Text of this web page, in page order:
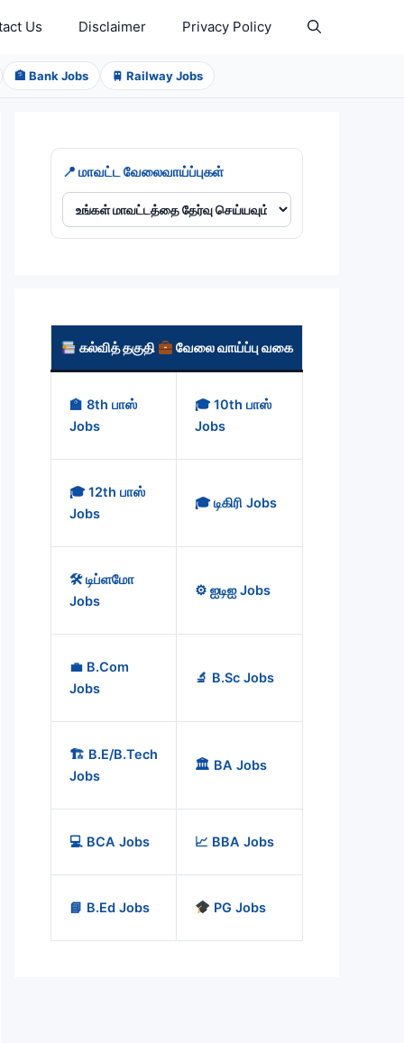
Us Disclaimer Privacy Policy
🏦 Bank Jobs 🚆 Railway Jobs
📍 மாவட்ட வேலைவாய்ப்புகள்
கல்வித் தகுதி வேலை வாய்ப்பு வகை
🏫 8th பாஸ்
Jobs
🎓 10th பாஸ்
Jobs
🎓 12th பாஸ்
Jobs
🎓 டிகிரி Jobs
🛠️ டிப்ளமோ
Jobs
⚙️ ஐடிஐ Jobs
💼 B.Com
Jobs
🔬 B.Sc Jobs
🏗️ B.E/B.Tech
Jobs
🏛️ BA Jobs
💻 BCA Jobs 📈 BBA Jobs
📘 B.Ed Jobs PG Jobs